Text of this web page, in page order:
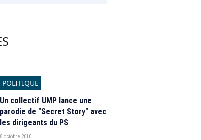
POLITIQUE
Un collectif UMP lance une
parodie de "Secret Story" avec
les dirigeants du PS
8 octobre 2010